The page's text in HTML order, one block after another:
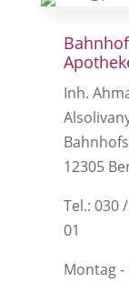
Inh.
12305
Tel.: 030
01
Montag -